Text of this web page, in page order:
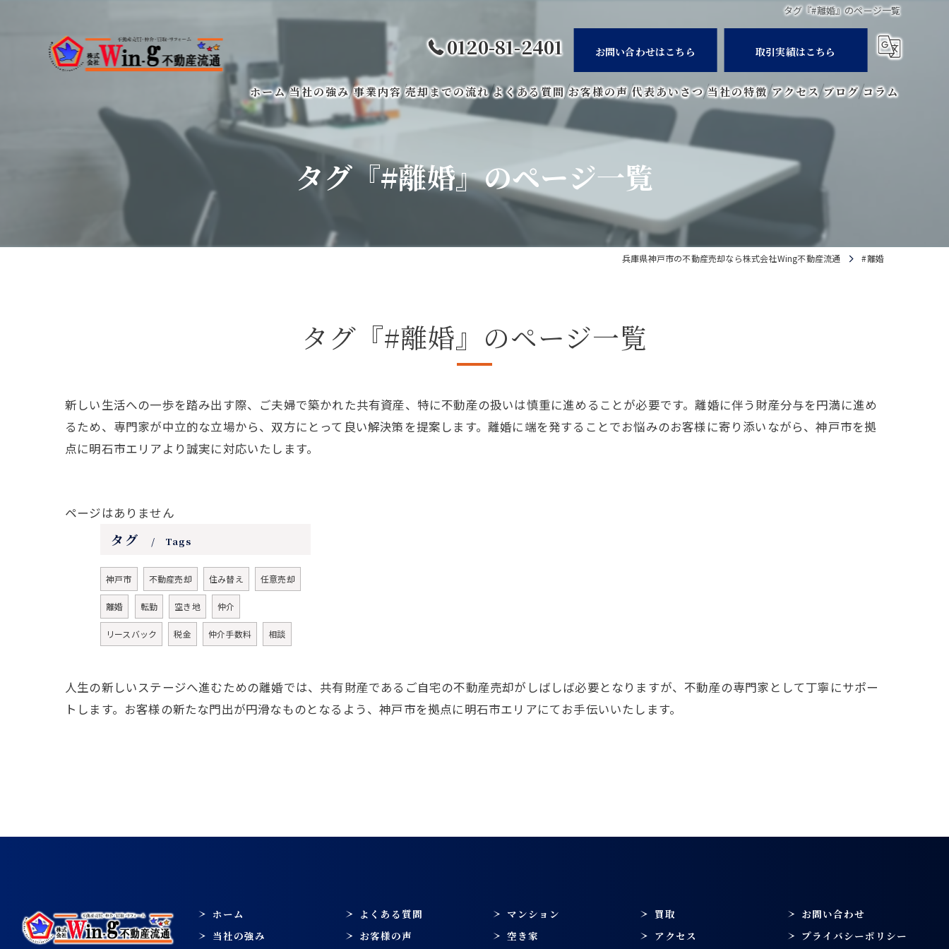
タグ『#離婚』のページ一覧
0120-81-2401 お問い合わせはこちら 取引実績はこちら
ホーム 当社の強み 事業内容 売却までの流れ よくある質問 お客様の声 代表あいさつ 当社の特徴
相続
アクセス ブログ コラム
タグ『#離婚』のページ一覧
兵庫県神戸市の不動産売却なら株式会社Wing不動産流通 #離婚
タグ『#離婚』のページ一覧
新しい生活への一歩を踏み出す際、ご夫婦で築かれた共有資産、特に不動産の扱いは慎重に進めることが必要です。離婚に伴う財産分与を円満に進め
るため、専門家が中立的な立場から、双方にとって良い解決策を提案します。離婚に端を発することでお悩みのお客様に寄り添いながら、神戸市を拠
点に明石市エリアより誠実に対応いたします。
ページはありません
タグ Tags
神戸市 不動産売却 住み替え 任意売却
離婚 転勤 空き地 仲介
リースバック 税金 仲介手数料 相談
人生の新しいステージへ進むための離婚では、共有財産であるご自宅の不動産売却がしばしば必要となりますが、不動産の専門家として丁寧にサポー
トします。お客様の新たな門出が円滑なものとなるよう、神戸市を拠点に明石市エリアにてお手伝いいたします。
ホーム
当社の強み
よくある質問
お客様の声
マンション
空き家
買取
アクセス
お問い合わせ
プライバシーポリシー